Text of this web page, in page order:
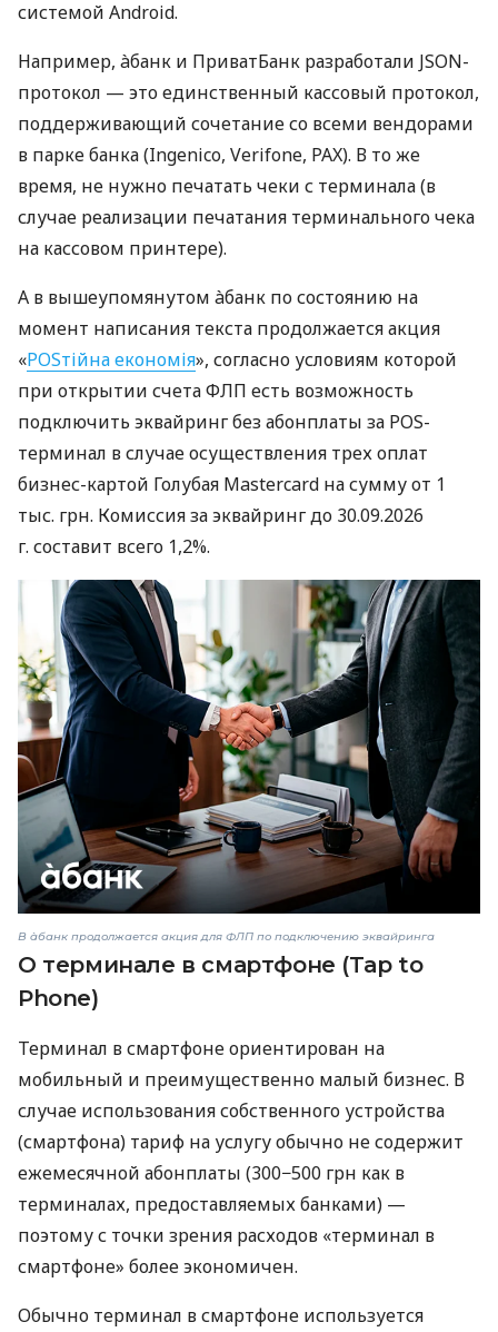
системой Android.
Например, àбанк и ПриватБанк разработали JSON-
протокол — это единственный кассовый протокол,
поддерживающий сочетание со всеми вендорами
в парке банка (Ingenico, Verifone, PAX). В то же
время, не нужно печатать чеки с терминала (в
случае реализации печатания терминального чека
на кассовом принтере).
А в вышеупомянутом àбанк по состоянию на
момент написания текста продолжается акция
«POSтійна економія», согласно условиям которой
при открытии счета ФЛП есть возможность
подключить эквайринг без абонплаты за POS-
терминал в случае осуществления трех оплат
бизнес-картой Голубая Mastercard на сумму от 1
тыс. грн. Комиссия за эквайринг до 30.09.2026
г. составит всего 1,2%.
В àбанк продолжается акция для ФЛП по подключению эквайринга
О терминале в смартфоне (Tap to
Phone)
Терминал в смартфоне ориентирован на
мобильный и преимущественно малый бизнес. В
случае использования собственного устройства
(смартфона) тариф на услугу обычно не содержит
ежемесячной абонплаты (300−500 грн как в
терминалах, предоставляемых банками) —
поэтому с точки зрения расходов «терминал в
смартфоне» более экономичен.
Обычно терминал в смартфоне используется